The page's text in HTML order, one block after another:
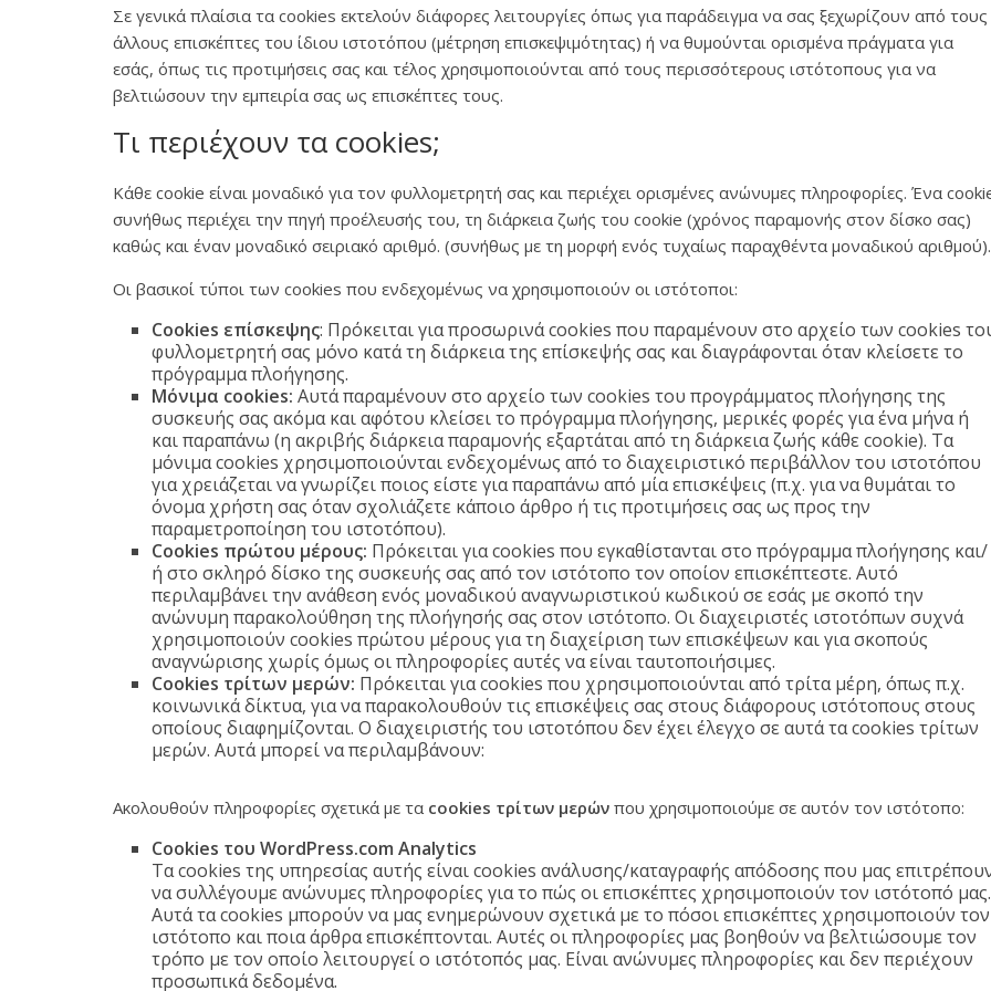
Σε γενικά πλαίσια τα cookies εκτελούν διάφορες λειτουργίες όπως για παράδειγμα να σας ξεχωρίζουν από τους
άλλους επισκέπτες του ίδιου ιστοτόπου (μέτρηση επισκεψιμότητας) ή να θυμούνται ορισμένα πράγματα για
εσάς, όπως τις προτιμήσεις σας και τέλος χρησιμοποιούνται από τους περισσότερους ιστότοπους για να
βελτιώσουν την εμπειρία σας ως επισκέπτες τους.
Τι περιέχουν τα cookies;
Κάθε cookie είναι μοναδικό για τον φυλλομετρητή σας και περιέχει ορισμένες ανώνυμες πληροφορίες. Ένα
συνήθως περιέχει την πηγή προέλευσής του, τη διάρκεια ζωής του cookie (χρόνος παραμονής στον δίσκο σας)
καθώς και έναν μοναδικό σειριακό αριθμό. (συνήθως με τη μορφή ενός τυχαίως παραχθέντα μοναδικού αριθμού).
Οι βασικοί τύποι των cookies που ενδεχομένως να χρησιμοποιούν οι ιστότοποι:
Cookies επίσκεψης: Πρόκειται για προσωρινά cookies που παραμένουν στο αρχείο των cookies
φυλλομετρητή σας μόνο κατά τη διάρκεια της επίσκεψής σας και διαγράφονται όταν κλείσετε το
πρόγραμμα πλοήγησης.
Μόνιμα cookies: Αυτά παραμένουν στο αρχείο των cookies του προγράμματος πλοήγησης της
συσκευής σας ακόμα και αφότου κλείσει το πρόγραμμα πλοήγησης, μερικές φορές για ένα μήνα ή
και παραπάνω (η ακριβής διάρκεια παραμονής εξαρτάται από τη διάρκεια ζωής κάθε cookie). Τα
μόνιμα cookies χρησιμοποιούνται ενδεχομένως από το διαχειριστικό περιβάλλον του ιστοτόπου
για χρειάζεται να γνωρίζει ποιος είστε για παραπάνω από μία επισκέψεις (π.χ. για να θυμάται το
όνομα χρήστη σας όταν σχολιάζετε κάποιο άρθρο ή τις προτιμήσεις σας ως προς την
παραμετροποίηση του ιστοτόπου).
Cookies πρώτου μέρους: Πρόκειται για cookies που εγκαθίστανται στο πρόγραμμα πλοήγησης και/
ή στο σκληρό δίσκο της συσκευής σας από τον ιστότοπο τον οποίον επισκέπτεστε. Αυτό
περιλαμβάνει την ανάθεση ενός μοναδικού αναγνωριστικού κωδικού σε εσάς με σκοπό την
ανώνυμη παρακολούθηση της πλοήγησής σας στον ιστότοπο. Οι διαχειριστές ιστοτόπων συχνά
χρησιμοποιούν cookies πρώτου μέρους για τη διαχείριση των επισκέψεων και για σκοπούς
αναγνώρισης χωρίς όμως οι πληροφορίες αυτές να είναι ταυτοποιήσιμες.
Cookies τρίτων μερών: Πρόκειται για cookies που χρησιμοποιούνται από τρίτα μέρη, όπως π.χ.
κοινωνικά δίκτυα, για να παρακολουθούν τις επισκέψεις σας στους διάφορους ιστότοπους στους
οποίους διαφημίζονται. Ο διαχειριστής του ιστοτόπου δεν έχει έλεγχο σε αυτά τα cookies τρίτων
μερών. Αυτά μπορεί να περιλαμβάνουν:
Ακολουθούν πληροφορίες σχετικά με τα cookies τρίτων μερών που χρησιμοποιούμε σε αυτόν τον ιστότοπο:
Cookies του WordPress.com Analytics
Τα cookies της υπηρεσίας αυτής είναι cookies ανάλυσης/καταγραφής απόδοσης που μας
να συλλέγουμε ανώνυμες πληροφορίες για το πώς οι επισκέπτες χρησιμοποιούν τον ιστότοπό μας.
Αυτά τα cookies μπορούν να μας ενημερώνουν σχετικά με το πόσοι επισκέπτες χρησιμοποιούν τον
ιστότοπο και ποια άρθρα επισκέπτονται. Αυτές οι πληροφορίες μας βοηθούν να βελτιώσουμε τον
τρόπο με τον οποίο λειτουργεί ο ιστότοπός μας. Είναι ανώνυμες πληροφορίες και δεν περιέχουν
προσωπικά δεδομένα.